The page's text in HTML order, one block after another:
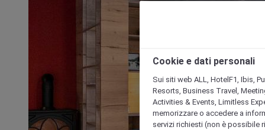
Cookie e dati personali
Sui siti web ALL, HotelF1, Ibis,
Resorts, Business Travel,
Activities & Events, Limitless
memorizzare o accedere a
servizi richiesti (non è possibile